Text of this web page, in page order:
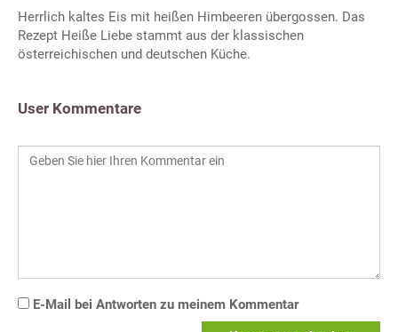
Herrlich kaltes Eis mit heißen Himbeeren übergossen. Das
Rezept Heiße Liebe stammt aus der klassischen
österreichischen und deutschen Küche.
User Kommentare
E-Mail bei Antworten zu meinem Kommentar